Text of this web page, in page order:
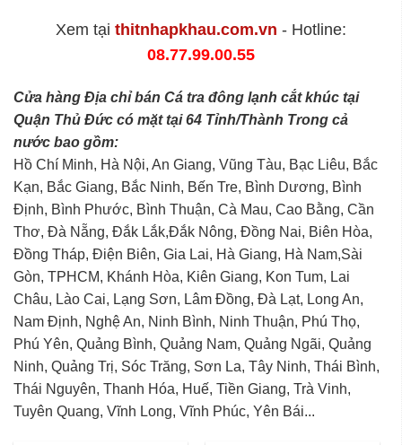
Xem tại thitnhapkhau.com.vn - Hotline:
08.77.99.00.55
Cửa hàng Địa chỉ bán Cá tra đông lạnh cắt khúc tại
Quận Thủ Đức có mặt tại 64 Tỉnh/Thành Trong cả
nước bao gồm:
Hồ Chí Minh, Hà Nội, An Giang, Vũng Tàu, Bạc Liêu, Bắc
Kạn, Bắc Giang, Bắc Ninh, Bến Tre, Bình Dương, Bình
Định, Bình Phước, Bình Thuận, Cà Mau, Cao Bằng, Cần
Thơ, Đà Nẵng, Đắk Lắk,Đắk Nông, Đồng Nai, Biên Hòa,
Đồng Tháp, Điện Biên, Gia Lai, Hà Giang, Hà Nam,Sài
Gòn, TPHCM, Khánh Hòa, Kiên Giang, Kon Tum, Lai
Châu, Lào Cai, Lạng Sơn, Lâm Đồng, Đà Lạt, Long An,
Nam Định, Nghệ An, Ninh Bình, Ninh Thuận, Phú Thọ,
Phú Yên, Quảng Bình, Quảng Nam, Quảng Ngãi, Quảng
Ninh, Quảng Trị, Sóc Trăng, Sơn La, Tây Ninh, Thái Bình,
Thái Nguyên, Thanh Hóa, Huế, Tiền Giang, Trà Vinh,
Tuyên Quang, Vĩnh Long, Vĩnh Phúc, Yên Bái...